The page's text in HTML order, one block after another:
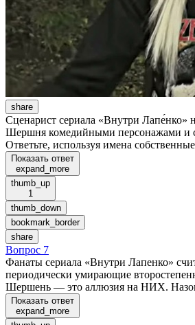
share
Сценарист сериала «Внутри Лапе́нко»
Шершня комедийными персонажами и
Ответьте, используя имена
Показать ответ
expand_more
thumb_up
1
thumb_down
bookmark_border
share
Вопрос 7
Фанаты сериала «Внутри Лапенко»
периодически умирающие
Шершень — это аллюзия на НИХ.
Показать ответ
expand_more